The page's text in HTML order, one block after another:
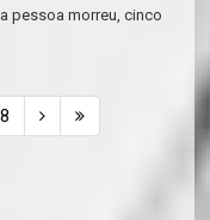
pessoa morreu, cinco
8